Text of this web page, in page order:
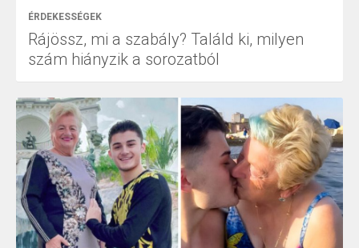
ÉRDEKESSÉGEK
Rájössz, mi a szabály? Találd ki, milyen
szám hiányzik a sorozatból